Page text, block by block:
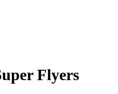
Flyers